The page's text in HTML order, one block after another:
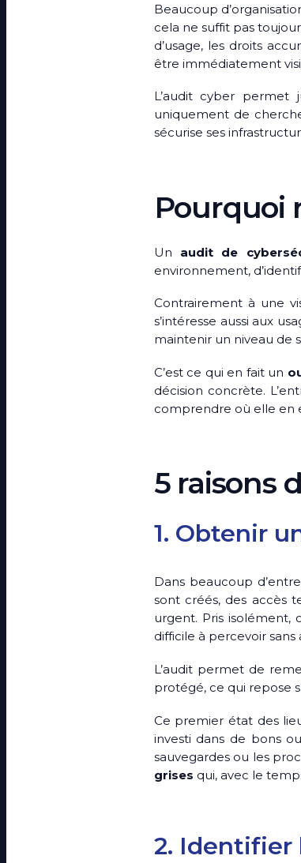
Beaucoup
cela ne suffit pas
d’usage, les droits
être immédiatement
L’audit cyber permet
uniquement de
sécurise ses
Pourquoi
Un audit de
environnement,
Contrairement à une
s’intéresse aussi aux
maintenir un niveau de
C’est ce qui en fait un
décision concrète.
comprendre où elle en
5 raisons
1. Obtenir
Dans beaucoup
sont créés, des accès
urgent. Pris isolément,
difficile à percevoir
L’audit permet de
protégé, ce qui repose
Ce premier état des
investi dans de bons
sauvegardes ou les
grises qui, avec le
2. Identifier